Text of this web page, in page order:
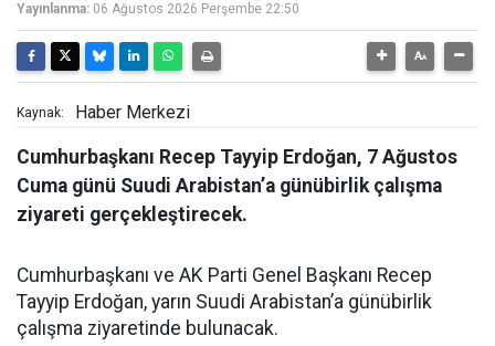
Yayınlanma: 06 Ağustos 2026 Perşembe 22:50
Kaynak: Haber Merkezi
Cumhurbaşkanı Recep Tayyip Erdoğan, 7 Ağustos
Cuma günü Suudi Arabistan’a günübirlik çalışma
ziyareti gerçekleştirecek.
Cumhurbaşkanı ve AK Parti Genel Başkanı Recep
Tayyip Erdoğan, yarın Suudi Arabistan’a günübirlik
çalışma ziyaretinde bulunacak.